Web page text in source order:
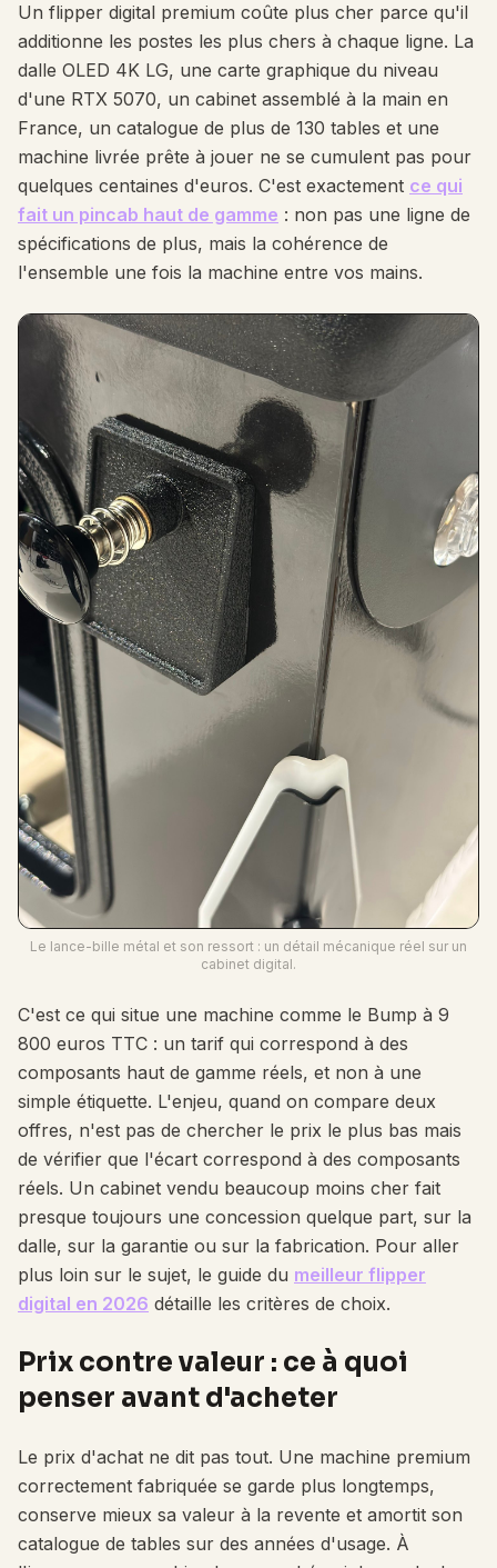
Un flipper digital premium coûte plus cher parce qu'il
additionne les postes les plus chers à chaque ligne. La
dalle OLED 4K LG, une carte graphique du niveau
d'une RTX 5070, un cabinet assemblé à la main en
France, un catalogue de plus de 130 tables et une
machine livrée prête à jouer ne se cumulent pas pour
quelques centaines d'euros. C'est exactement ce qui
fait un pincab haut de gamme : non pas une ligne de
spécifications de plus, mais la cohérence de
l'ensemble une fois la machine entre vos mains.
Le lance-bille métal et son ressort : un détail mécanique réel sur un
cabinet digital.
C'est ce qui situe une machine comme le Bump à 9
800 euros TTC : un tarif qui correspond à des
composants haut de gamme réels, et non à une
simple étiquette. L'enjeu, quand on compare deux
offres, n'est pas de chercher le prix le plus bas mais
de vérifier que l'écart correspond à des composants
réels. Un cabinet vendu beaucoup moins cher fait
presque toujours une concession quelque part, sur la
dalle, sur la garantie ou sur la fabrication. Pour aller
plus loin sur le sujet, le guide du meilleur flipper
digital en 2026 détaille les critères de choix.
Prix contre valeur : ce à quoi
penser avant d'acheter
Le prix d'achat ne dit pas tout. Une machine premium
correctement fabriquée se garde plus longtemps,
conserve mieux sa valeur à la revente et amortit son
catalogue de tables sur des années d'usage. À